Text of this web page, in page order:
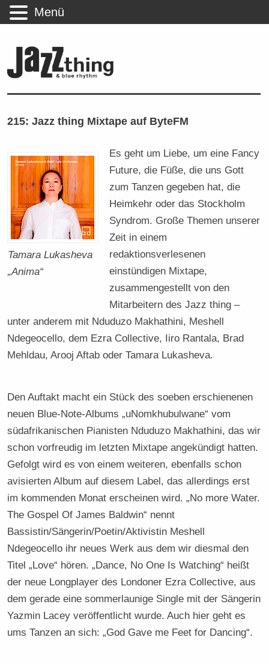
215: Jazz thing Mixtape auf ByteFM
Tamara Lukasheva
„Anima“
Es geht um Liebe, um eine Fancy
Future, die Füße, die uns Gott
zum Tanzen gegeben hat, die
Heimkehr oder das Stockholm
Syndrom. Große Themen unserer
Zeit in einem
redaktionsverlesenen
einstündigen Mixtape,
zusammengestellt von den
Mitarbeitern des Jazz thing –
unter anderem mit Nduduzo Makhathini, Meshell
Ndegeocello, dem Ezra Collective, Iiro Rantala, Brad
Mehldau, Arooj Aftab oder Tamara Lukasheva.
Den Auftakt macht ein Stück des soeben erschienenen
neuen Blue-Note-Albums „uNomkhubulwane“ vom
südafrikanischen Pianisten Nduduzo Makhathini, das wir
schon vorfreudig im letzten Mixtape angekündigt hatten.
Gefolgt wird es von einem weiteren, ebenfalls schon
avisierten Album auf diesem Label, das allerdings erst
im kommenden Monat erscheinen wird. „No more Water.
The Gospel Of James Baldwin“ nennt
Bassistin/Sängerin/Poetin/Aktivistin Meshell
Ndegeocello ihr neues Werk aus dem wir diesmal den
Titel „Love“ hören. „Dance, No One Is Watching“ heißt
der neue Longplayer des Londoner Ezra Collective, aus
dem gerade eine sommerlaunige Single mit der Sängerin
Yazmin Lacey veröffentlicht wurde. Auch hier geht es
ums Tanzen an sich: „God Gave me Feet for Dancing“.
Menü